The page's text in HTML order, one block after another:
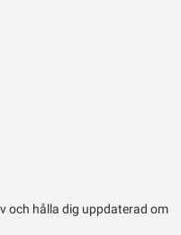
och hålla dig uppdaterad om